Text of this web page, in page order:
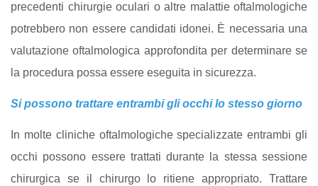
precedenti chirurgie oculari o altre malattie oftalmologiche
potrebbero non essere candidati idonei. È necessaria una
valutazione oftalmologica approfondita per determinare se
la procedura possa essere eseguita in sicurezza.
Si possono trattare entrambi gli occhi lo stesso giorno
In molte cliniche oftalmologiche specializzate entrambi gli
occhi possono essere trattati durante la stessa sessione
chirurgica se il chirurgo lo ritiene appropriato. Trattare